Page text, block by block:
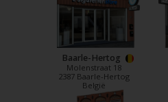
Baarle-Hertog
Molenstraat 18
2387 Baarle-Hertog
België